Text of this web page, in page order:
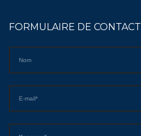
FORMULAIRE DE CONTACT